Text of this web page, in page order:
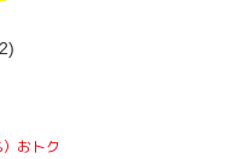
おトク